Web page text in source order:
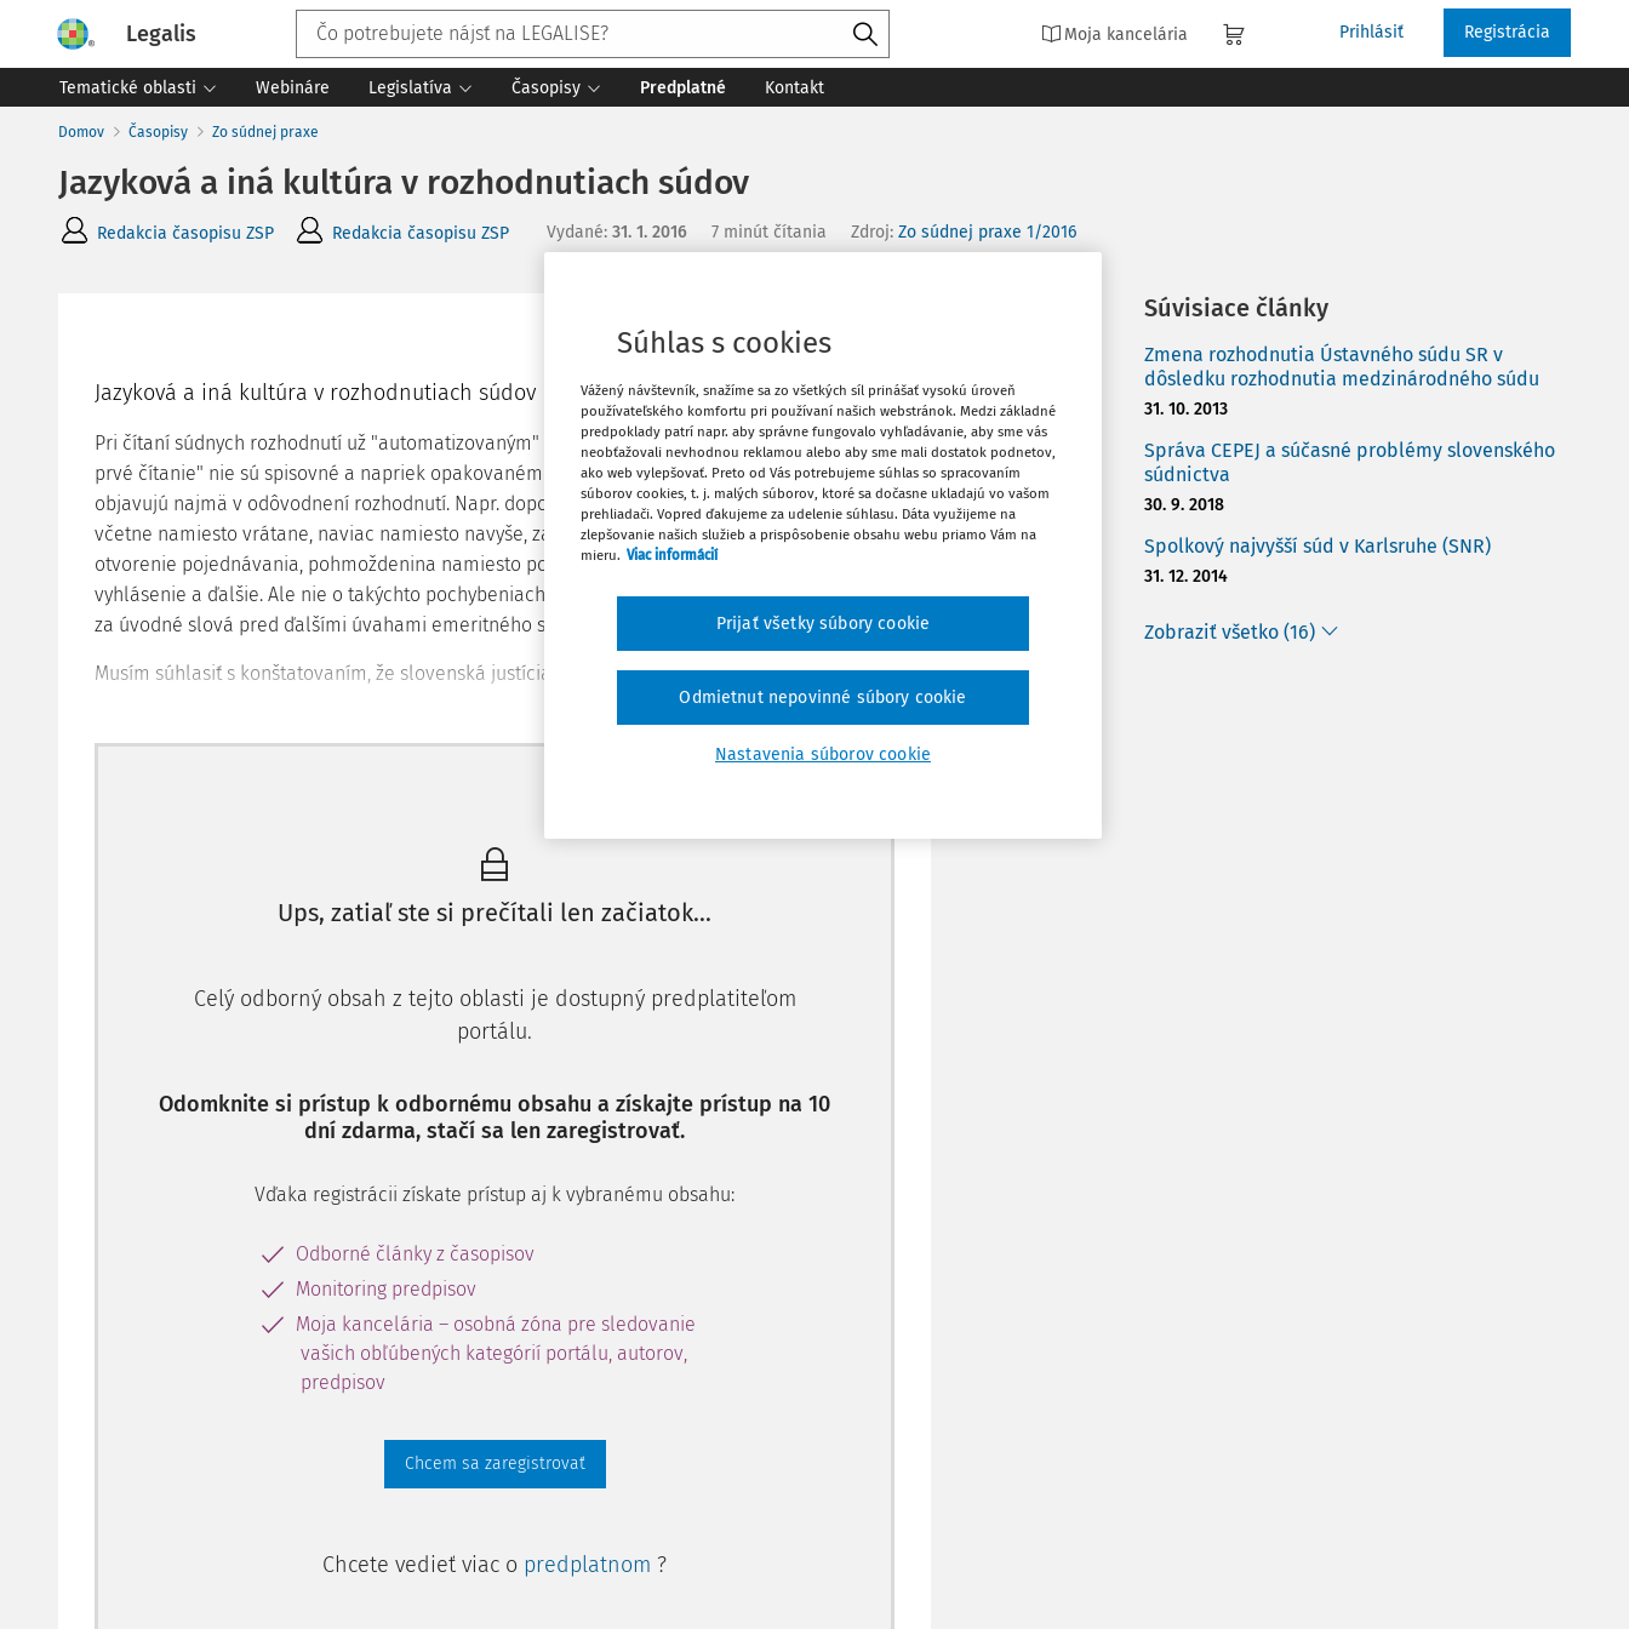
Legalis Moja kancelária Prihlásiť Registrácia
Tematické oblasti Webináre Legislatíva Časopisy Predplatné Kontakt
Domov Časopisy Zo súdnej praxe
Jazyková a iná kultúra v rozhodnutiach súdov
Redakcia časopisu ZSP Redakcia časopisu ZSP Vydané: 31. 1. 2016 7 minút čítania Zdroj: Zo súdnej praxe 1/2016
Jazyková a iná kultúra v rozhodnutiach súdov
Pri čítaní súdnych rozhodnutí už "automatizovaným" pohybom podčiarkujem slová, ktoré "na
prvé čítanie" nie sú spisovné a napriek opakovanému vytýkaniu tohto nedostatku sa stále
objavujú najmä v odôvodnení rozhodnutí. Napr. doporučovať, namiesto správneho odporúčať,
včetne namiesto vrátane, naviac namiesto navyše, zahájenie pojednávania namiesto
otvorenie pojednávania, pohmoždenina namiesto pomliaždenina, prehlásenie namiesto
vyhlásenie a ďalšie. Ale nie o takýchto pochybeniach má byť tento príspevok. Považujte to len
za úvodné slová pred ďalšími úvahami emeritného sudcu …
Musím súhlasiť s konštatovaním, že slovenská justícia (súdni
Ups, zatiaľ ste si prečítali len začiatok...
Celý odborný obsah z tejto oblasti je dostupný predplatiteľom
portálu.
Odomknite si prístup k odbornému obsahu a získajte prístup na 10
dní zdarma, stačí sa len zaregistrovať.
Vďaka registrácii získate prístup aj k vybranému obsahu:
Odborné články z časopisov
Monitoring predpisov
Moja kancelária – osobná zóna pre sledovanie
vašich obľúbených kategórií portálu, autorov,
predpisov
Chcem sa zaregistrovať
Chcete vedieť viac o predplatnom ?
Obľúbené
Zdieľať
Súvisiace články
Zmena rozhodnutia Ústavného súdu SR v
dôsledku rozhodnutia medzinárodného súdu
31. 10. 2013
Správa CEPEJ a súčasné problémy slovenského
súdnictva
30. 9. 2018
Spolkový najvyšší súd v Karlsruhe (SNR)
31. 12. 2014
Zobraziť všetko (16)
Súhlas s cookies
Vážený návštevník, snažíme sa zo všetkých síl prinášať vysokú úroveň
používateľského komfortu pri používaní našich webstránok. Medzi základné
predpoklady patrí napr. aby správne fungovalo vyhľadávanie, aby sme vás
neobťažovali nevhodnou reklamou alebo aby sme mali dostatok podnetov,
ako web vylepšovať. Preto od Vás potrebujeme súhlas so spracovaním
súborov cookies, t. j. malých súborov, ktoré sa dočasne ukladajú vo vašom
prehliadači. Vopred ďakujeme za udelenie súhlasu. Dáta využijeme na
zlepšovanie našich služieb a prispôsobenie obsahu webu priamo Vám na
mieru. Viac informácií
Nastavenia súborov cookie
Odmietnut nepovinné súbory cookie
Prijať všetky súbory cookie